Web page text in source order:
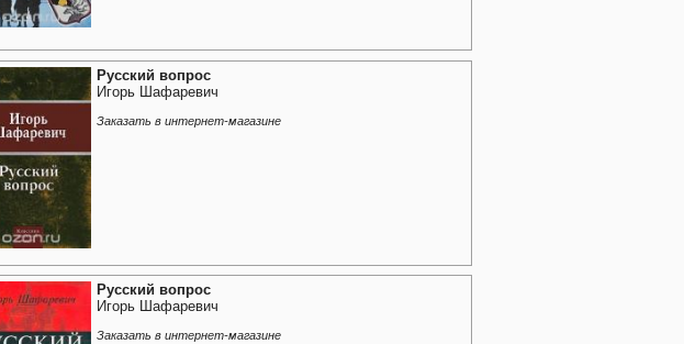
Русский вопрос
Игорь Шафаревич
Заказать в интернет-магазине
Русский вопрос
Игорь Шафаревич
Заказать в интернет-магазине